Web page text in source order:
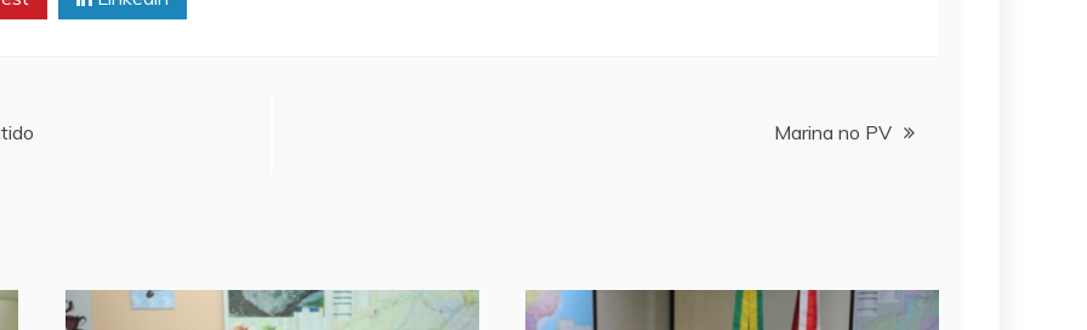
Marina no PV